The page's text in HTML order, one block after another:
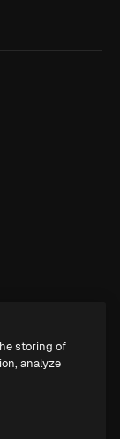
storing of
analyze